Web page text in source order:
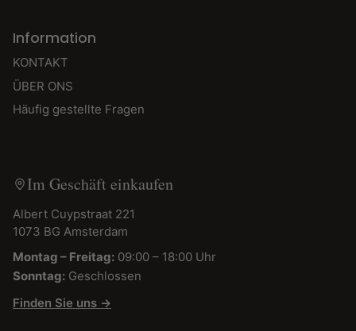
Information
KONTAKT
ÜBER ONS
Häufig gestellte Fragen
Im Geschäft einkaufen
Albert Cuypstraat 221
1073 BG Amsterdam
Montag – Freitag: 09:00 – 18:00 Uhr
Sonntag: Geschlossen
Finden Sie uns →